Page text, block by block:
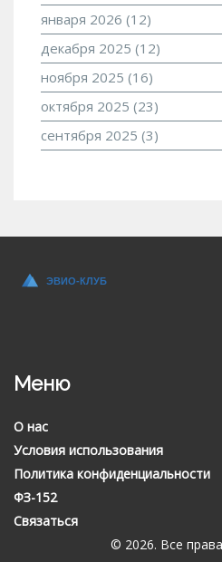
января 2026 (12)
декабря 2025 (12)
ноября 2025 (16)
октября 2025 (23)
сентября 2025 (3)
Меню
О нас
Условия использования
Политика конфиденциальности
ФЗ-152
Связаться
© 2026. Все